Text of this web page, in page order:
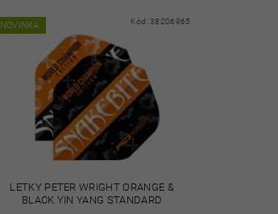
NOVINKA Kód:38206965
LETKY PETER WRIGHT ORANGE &
BLACK YIN YANG STANDARD